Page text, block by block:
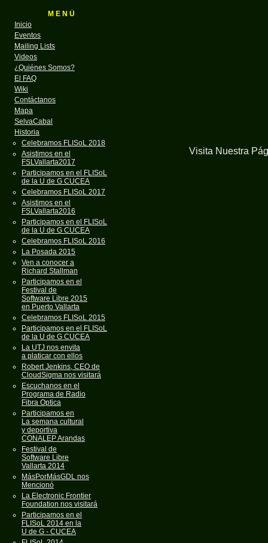
M E N Ú
Inicio
Eventos
Mailing Lists
Videos
¿Quiénes Somos?
El FAQ
Wiki
Contáctanos
Mapa
SelvaCabal
Historia
Celebramos FLISoL 2018
Asistimos en el
FSLVallarta2017
Participamos en el FLISoL
de la U de G CUCEA
Celebramos FLISoL 2017
Asistimos en el
FSLVallarta2016
Participamos en el FLISoL
de la U de G CUCEA
Celebramos FLISoL 2016
La Posada 2015
Ven a conocer a
Richard Stallman
Participamos en el
Festival de
Software Libre 2015
en Puerto Vallarta
Celebramos FLISoL 2015
Participamos en el FLISoL
de la U de G CUCEA
La UTJ nos envita
a platicar con ellos
Robert Jenkins, CEO de
CloudSigma nos visitará
Escuchanos en el
Programa de Radio
Fibra Optica
Participamos en
La semana cultural
y deportiva
CONALEP Arandas
Festival de
Software Libre
Vallarta 2014
MásPorMásGDL nos
Mencionó
La Electronic Frontier
Foundation nos visitará
Participamos en el
FLISoL 2014 en la
U de G - CUCEA
Visita Nuestra